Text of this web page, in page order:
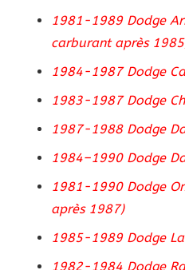
1981-1989 Dodge
carburant après
1984-1987 Dodge
1983-1987 Dodge
1987-1988 Dodge
1984–1990 Dodge
1981-1990 Dodge
après 1987)
1985-1989 Dodge
1982-1984 Dodge